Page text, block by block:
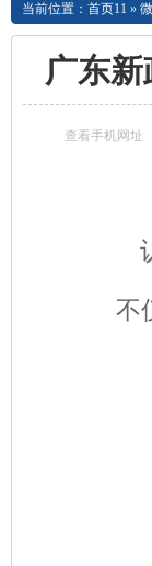
当前位置： 首页11 »
广东
查看手机网址
不